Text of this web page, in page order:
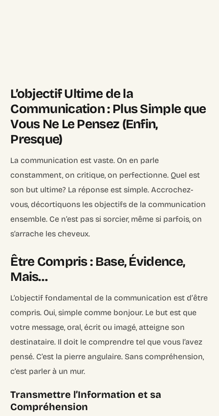
L’objectif Ultime de la
Communication : Plus Simple que
Vous Ne Le Pensez (Enfin,
Presque)
La communication est vaste. On en parle
constamment, on critique, on perfectionne. Quel est
son but ultime? La réponse est simple. Accrochez-
vous, décortiquons les objectifs de la communication
ensemble. Ce n’est pas si sorcier, même si parfois, on
s’arrache les cheveux.
Être Compris : Base, Évidence,
Mais…
L’objectif fondamental de la communication est d’être
compris. Oui, simple comme bonjour. Le but est que
votre message, oral, écrit ou imagé, atteigne son
destinataire. Il doit le comprendre tel que vous l’avez
pensé. C’est la pierre angulaire. Sans compréhension,
c’est parler à un mur.
Transmettre l’Information et sa
Compréhension